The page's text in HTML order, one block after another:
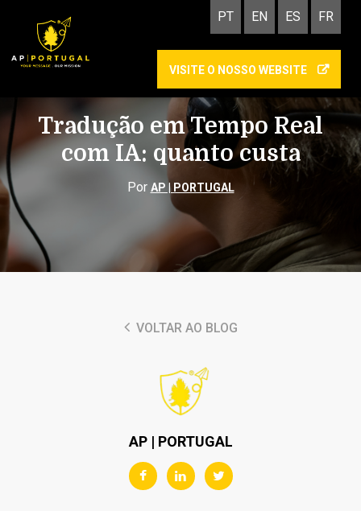
PT EN ES FR
VISITE O NOSSO WEBSITE
Tradução em Tempo Real
com IA: quanto custa
Por AP | PORTUGAL
VOLTAR AO BLOG
AP | PORTUGAL